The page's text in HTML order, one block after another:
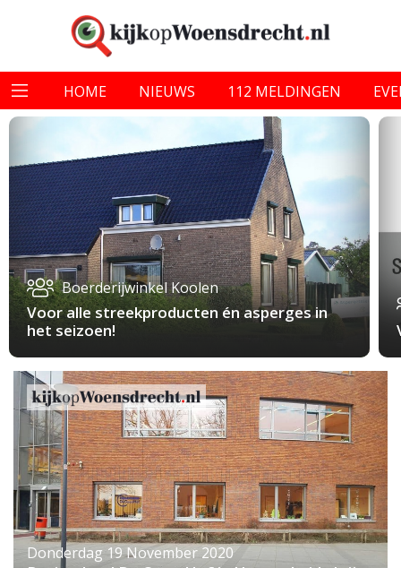
HOME NIEUWS 112 MELDINGEN
Boerderijwinkel Koolen
Voor alle streekproducten én asperges in
het seizoen!
Donderdag 19 November 2020